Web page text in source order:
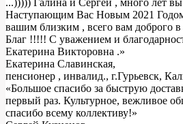
...))))) Галина и Сергей , много лет
Наступающим Вас Новым 2021
вашим близким , всего вам доброго
Благ !!!!! С уважением и
Екатерина Викторовна .»
Екатерина Славинская,
пенсионер , инвалид., г.Гурьевск,
«Большое спасибо за быструю
первый раз. Культурное, вежливое
спасибо всему коллективу!»